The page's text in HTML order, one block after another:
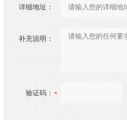
详细地址：
补充说明：
验证码：